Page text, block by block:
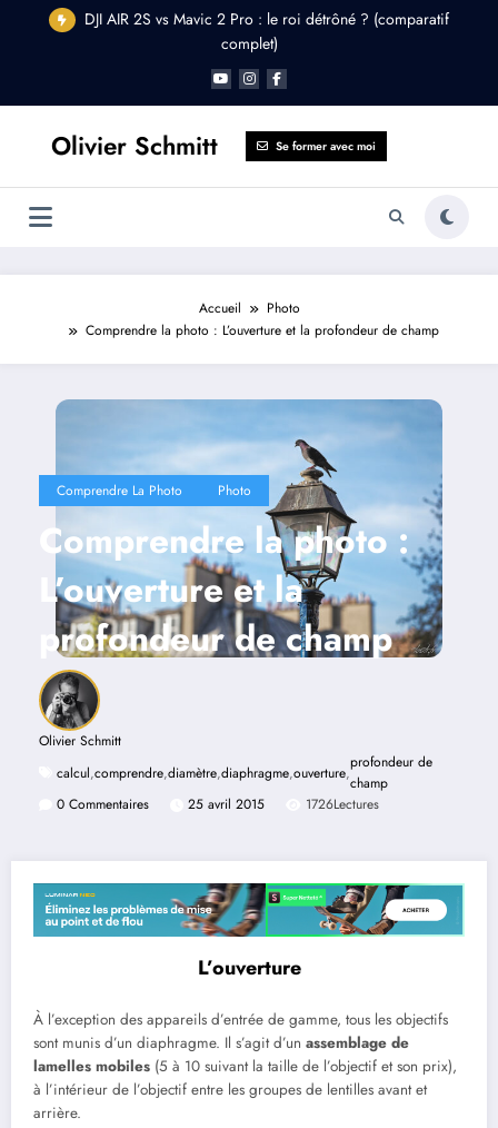
DJI AIR 2S vs Mavic 2 Pro : le roi détrôné ? (comparatif
complet)
DJI Osmo Pocket 2 : Est-il fait pour vous ?
Olivier Schmitt Se former avec moi
Accueil
Photo
Comprendre la photo : L’ouverture et la profondeur de champ
Comprendre La Photo Photo
Comprendre la photo :
L’ouverture et la
profondeur de champ
Olivier Schmitt
calcul,comprendre,diamètre,diaphragme,ouverture,
profondeur de
champ
0 Commentaires
25 avril 2015 1726Lectures
L’ouverture
À l’exception des appareils d’entrée de gamme, tous les objectifs
sont munis d’un diaphragme. Il s’agit d’un assemblage de
lamelles mobiles (5 à 10 suivant la taille de l’objectif et son prix),
à l’intérieur de l’objectif entre les groupes de lentilles avant et
arrière.